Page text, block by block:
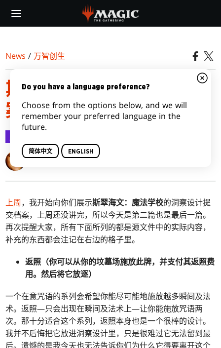
main
News / 万智创生
斯翠海文洞察设计提交档
案，第二部
Mark Rosewater
上周，我开始向你们展示斯翠海文：魔法学校的洞察设计提
交档案，上周还没讲完，所以今天是第二篇也是最后一篇。
再次提醒大家，所有下面所列的都是源文件中的实际内容，
补充的东西都会注记在右边的格子里。
返照 （你可以从你的坟墓场施放此牌，并支付其返照费
用。然后将它放逐）
一个在意咒语的系列会希望你能尽可能地施放越多瞬间及法
术。返照—只会出现在瞬间及法术上—让你能施放咒语两
次。那十分适合这个系列，返照本身也是一个很棒的设计。
我并不后悔把它放进洞察设计里，只是很难过它无法留到最
后。遗憾的是我今天也无法告诉你们为什么它得要离开这个
Do you have a language preference?
Choose from the options below, and we will
remember your preferred language in the
future.
简体中文 ENGLISH